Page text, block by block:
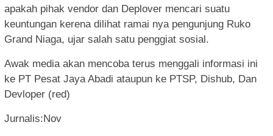
apakah pihak vendor dan Deplover mencari suatu
keuntungan kerena dilihat ramai nya pengunjung Ruko
Grand Niaga, ujar salah satu penggiat sosial.
Awak media akan mencoba terus menggali informasi ini
ke PT Pesat Jaya Abadi ataupun ke PTSP, Dishub, Dan
Devloper (red)
Jurnalis:Nov